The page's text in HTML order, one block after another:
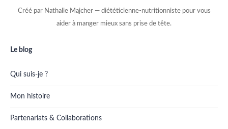
Créé par Nathalie Majcher — diététicienne-nutritionniste pour vous
aider à manger mieux sans prise de tête.
Le blog
Qui suis-je ?
Mon histoire
Partenariats & Collaborations